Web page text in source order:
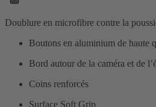
Doublure en microfibre contre la
Boutons en aluminium de haute
Bord autour de la caméra et de
Coins renforcés
Surface Soft Grip